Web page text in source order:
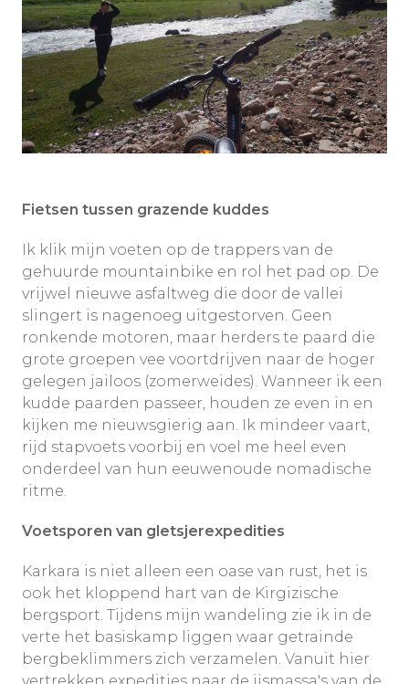
Fietsen tussen grazende kuddes
Ik klik mijn voeten op de trappers van de
gehuurde mountainbike en rol het pad op. De
vrijwel nieuwe asfaltweg die door de vallei
slingert is nagenoeg uitgestorven. Geen
ronkende motoren, maar herders te paard die
grote groepen vee voortdrijven naar de hoger
gelegen jailoos (zomerweides). Wanneer ik een
kudde paarden passeer, houden ze even in en
kijken me nieuwsgierig aan. Ik mindeer vaart,
rijd stapvoets voorbij en voel me heel even
onderdeel van hun eeuwenoude nomadische
ritme.
Voetsporen van gletsjerexpedities
Karkara is niet alleen een oase van rust, het is
ook het kloppend hart van de Kirgizische
bergsport. Tijdens mijn wandeling zie ik in de
verte het basiskamp liggen waar getrainde
bergbeklimmers zich verzamelen. Vanuit hier